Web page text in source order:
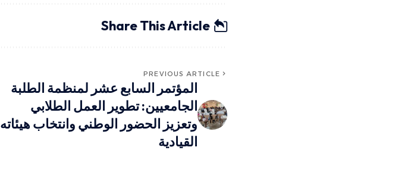
Share This Article
PREVIOUS ARTICLE
المؤتمر السابع عشر لمنظمة الطلبة
الجامعيين: تطوير العمل الطلابي
وتعزيز الحضور الوطني وانتخاب هيئاته
القيادية